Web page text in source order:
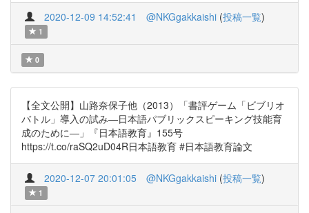
2020-12-09 14:52:41 @NKGgakkaishi (投稿一覧)
1
0
【全文公開】山路奈保子他（2013）「書評ゲーム「ビブリオ
バトル」導入の試み―日本語パブリックスピーキング技能育
成のために―」『日本語教育』155号
https://t.co/raSQ2uD04R日本語教育 #日本語教育論文
2020-12-07 20:01:05 @NKGgakkaishi (投稿一覧)
1